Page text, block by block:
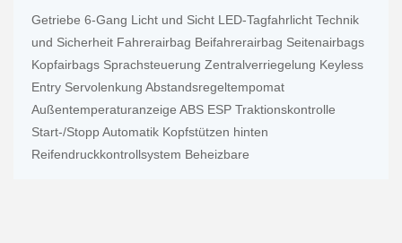
Getriebe 6-Gang Licht und Sicht LED-Tagfahrlicht Technik
und Sicherheit Fahrerairbag Beifahrerairbag Seitenairbags
Kopfairbags Sprachsteuerung Zentralverriegelung Keyless
Entry Servolenkung Abstandsregeltempomat
Außentemperaturanzeige ABS ESP Traktionskontrolle
Start-/Stopp Automatik Kopfstützen hinten
Reifendruckkontrollsystem Beheizbare